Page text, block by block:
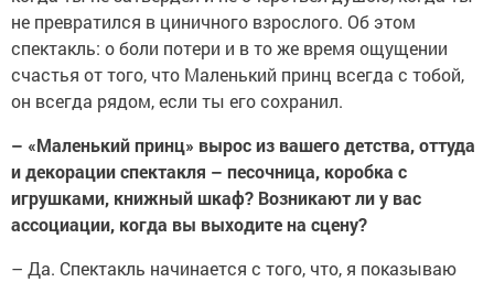
не превратился в циничного взрослого. Об этом
спектакль: о боли потери и в то же время ощущении
счастья от того, что Маленький принц всегда с тобой,
он всегда рядом, если ты его сохранил.
– «Маленький принц» вырос из вашего детства, оттуда
и декорации спектакля – песочница, коробка с
игрушками, книжный шкаф? Возникают ли у вас
ассоциации, когда вы выходите на сцену?
– Да. Спектакль начинается с того, что, я показываю